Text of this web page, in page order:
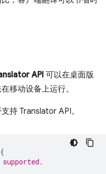
API 可以在桌面版
移动设备上运行。
持 Translator API。
{